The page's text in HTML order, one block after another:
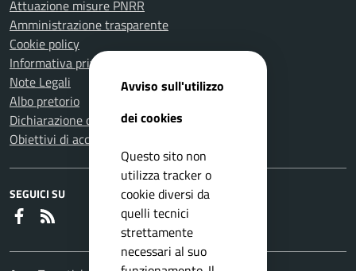
Attuazione misure PNRR
Amministrazione trasparente
Cookie policy
Informativa privacy
Note Legali
Albo pretorio
Dichiarazione di accessibilità
Obiettivi di accessibilità
SEGUICI SU
Faceboook
Avviso sull'utilizzo
dei cookies
Questo sito non
utilizza tracker o
cookie diversi da
quelli tecnici
strettamente
necessari al suo